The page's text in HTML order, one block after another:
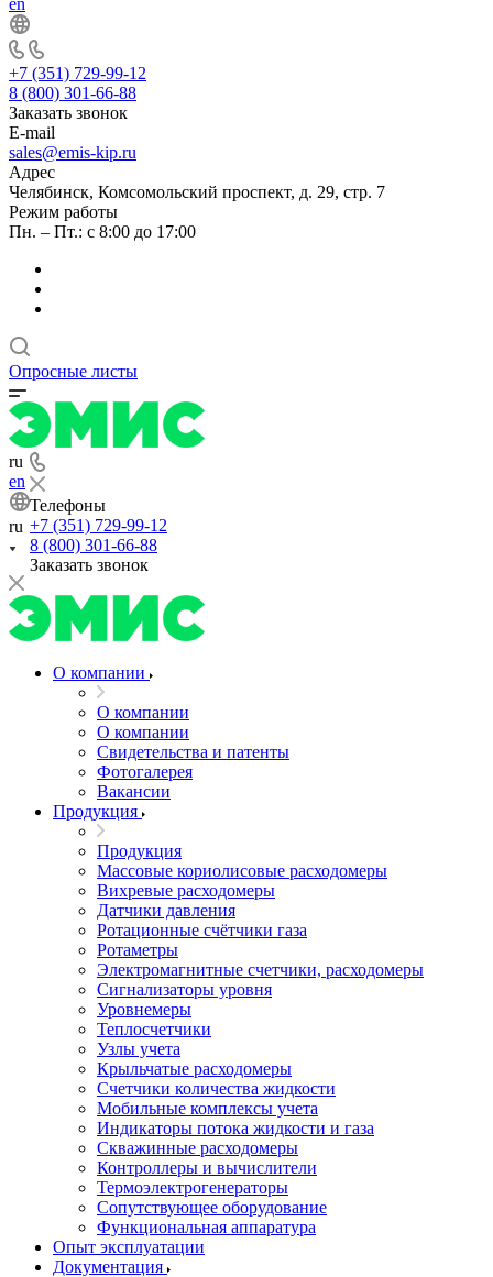
en
+7 (351) 729-99-12
8 (800) 301-66-88
Заказать звонок
E-mail
sales@emis-kip.ru
Адрес
Челябинск, Комсомольский проспект, д. 29, стр. 7
Режим работы
Пн. – Пт.: с 8:00 до 17:00
Опросные листы
ru
en
ru
Телефоны
+7 (351) 729-99-12
8 (800) 301-66-88
Заказать звонок
О компании
О компании
О компании
Свидетельства и патенты
Фотогалерея
Вакансии
Продукция
Продукция
Массовые кориолисовые расходомеры
Вихревые расходомеры
Датчики давления
Ротационные счётчики газа
Ротаметры
Электромагнитные счетчики, расходомеры
Сигнализаторы уровня
Уровнемеры
Теплосчетчики
Узлы учета
Крыльчатые расходомеры
Счетчики количества жидкости
Мобильные комплексы учета
Индикаторы потока жидкости и газа
Скважинные расходомеры
Контроллеры и вычислители
Термоэлектрогенераторы
Сопутствующее оборудование
Функциональная аппаратура
Опыт эксплуатации
Документация